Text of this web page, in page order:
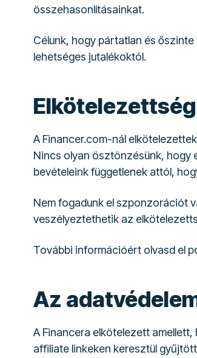
összehasonlításainkat.
Célunk, hogy pártatlan és
lehetséges jutalékoktól.
A Financer.com-nál
Nincs olyan ösztönzésünk, hogy
bevételeink függetlenek attól,
Nem fogadunk el szponzorációt
veszélyeztethetik az
További információért olvasd el
Az
A Financera elkötelezett
affiliate linkeken keresztül